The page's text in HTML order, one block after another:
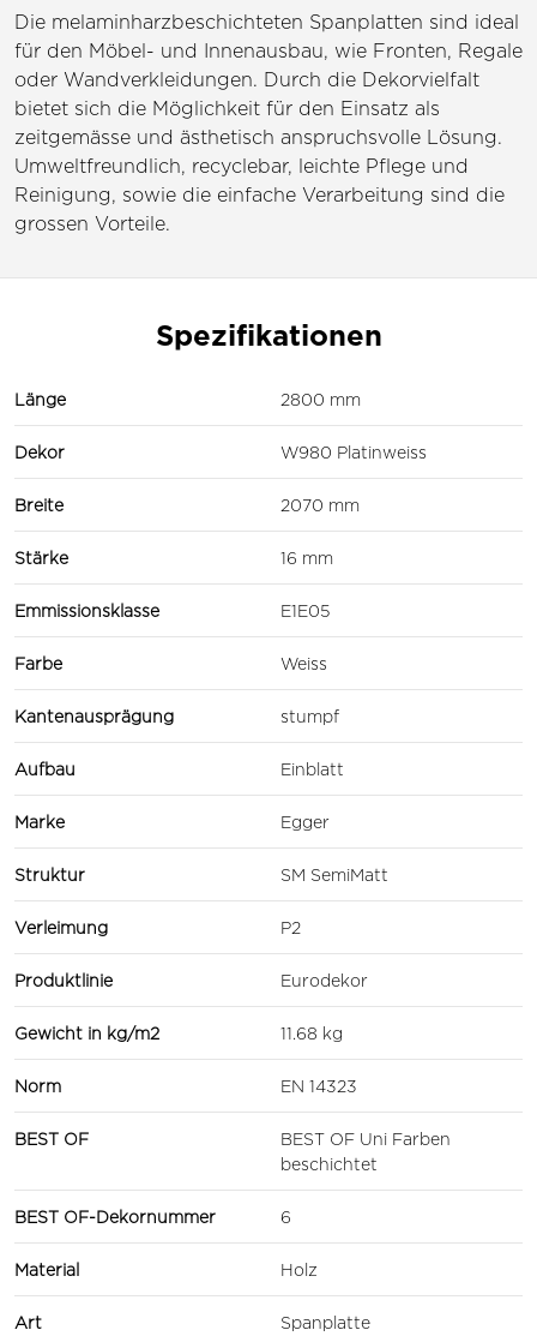
Die melaminharzbeschichteten Spanplatten sind ideal
für den Möbel- und Innenausbau, wie Fronten, Regale
oder Wandverkleidungen. Durch die Dekorvielfalt
bietet sich die Möglichkeit für den Einsatz als
zeitgemässe und ästhetisch anspruchsvolle Lösung.
Umweltfreundlich, recyclebar, leichte Pflege und
Reinigung, sowie die einfache Verarbeitung sind die
grossen Vorteile.
Spezifikationen
Länge 2800 mm
Dekor W980 Platinweiss
Breite 2070 mm
Stärke 16 mm
Emmissionsklasse E1E05
Farbe Weiss
Kantenausprägung stumpf
Aufbau Einblatt
Marke Egger
Struktur SM SemiMatt
Verleimung P2
Produktlinie Eurodekor
Gewicht in kg/m2 11.68 kg
Norm EN 14323
BEST OF
BEST OF Uni Farben
beschichtet
BEST OF-Dekornummer 6
Material Holz
Art Spanplatte